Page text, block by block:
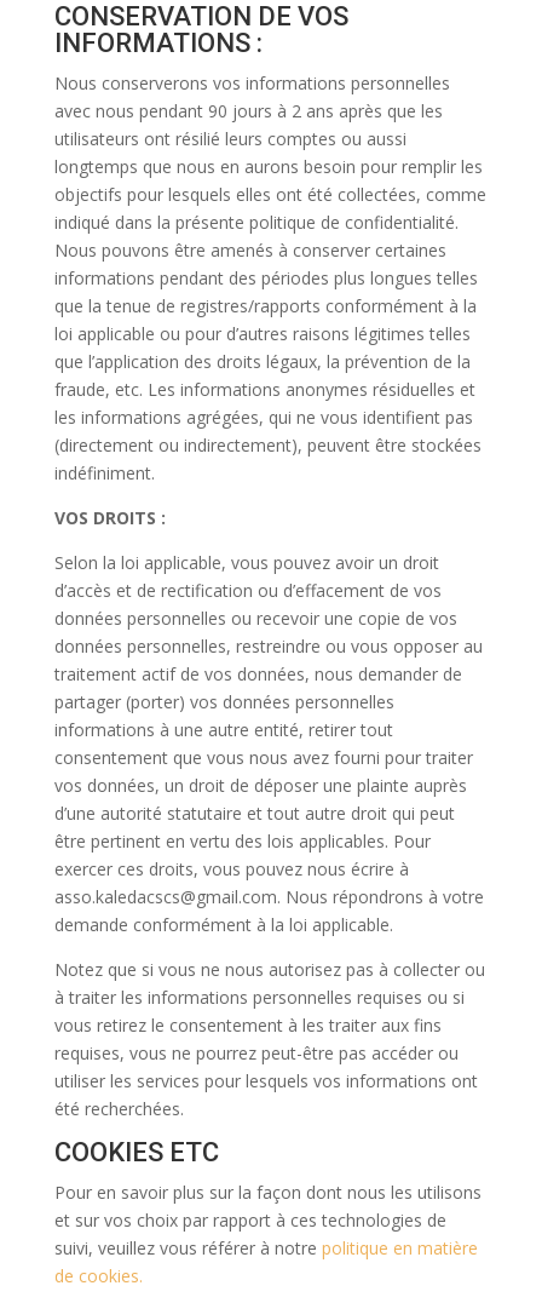
CONSERVATION DE VOS
INFORMATIONS :
Nous conserverons vos informations personnelles
avec nous pendant 90 jours à 2 ans après que les
utilisateurs ont résilié leurs comptes ou aussi
longtemps que nous en aurons besoin pour remplir les
objectifs pour lesquels elles ont été collectées, comme
indiqué dans la présente politique de confidentialité.
Nous pouvons être amenés à conserver certaines
informations pendant des périodes plus longues telles
que la tenue de registres/rapports conformément à la
loi applicable ou pour d’autres raisons légitimes telles
que l’application des droits légaux, la prévention de la
fraude, etc. Les informations anonymes résiduelles et
les informations agrégées, qui ne vous identifient pas
(directement ou indirectement), peuvent être stockées
indéfiniment.
VOS DROITS :
Selon la loi applicable, vous pouvez avoir un droit
d’accès et de rectification ou d’effacement de vos
données personnelles ou recevoir une copie de vos
données personnelles, restreindre ou vous opposer au
traitement actif de vos données, nous demander de
partager (porter) vos données personnelles
informations à une autre entité, retirer tout
consentement que vous nous avez fourni pour traiter
vos données, un droit de déposer une plainte auprès
d’une autorité statutaire et tout autre droit qui peut
être pertinent en vertu des lois applicables. Pour
exercer ces droits, vous pouvez nous écrire à
asso.kaledacscs@gmail.com. Nous répondrons à votre
demande conformément à la loi applicable.
Notez que si vous ne nous autorisez pas à collecter ou
à traiter les informations personnelles requises ou si
vous retirez le consentement à les traiter aux fins
requises, vous ne pourrez peut-être pas accéder ou
utiliser les services pour lesquels vos informations ont
été recherchées.
COOKIES ETC
Pour en savoir plus sur la façon dont nous les utilisons
et sur vos choix par rapport à ces technologies de
suivi, veuillez vous référer à notre politique en matière
de cookies.